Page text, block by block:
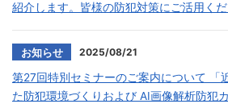
紹介します。皆様の防犯対策にご活用くだ
2025/08/21
お知らせ
第27回特別セミナーのご案内について 「
た防犯環境づくりおよび AI画像解析防犯